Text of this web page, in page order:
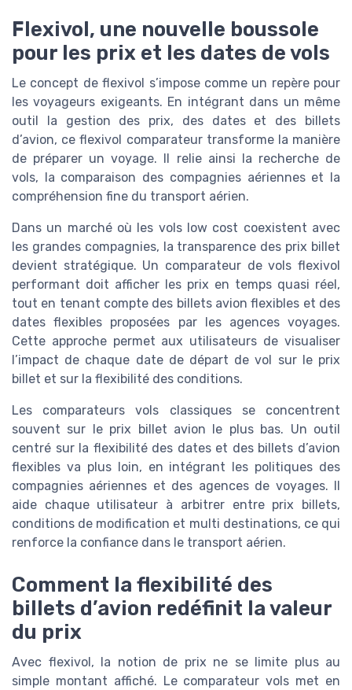
Flexivol, une nouvelle boussole
pour les prix et les dates de vols
Le concept de flexivol s’impose comme un repère pour
les voyageurs exigeants. En intégrant dans un même
outil la gestion des prix, des dates et des billets
d’avion, ce flexivol comparateur transforme la manière
de préparer un voyage. Il relie ainsi la recherche de
vols, la comparaison des compagnies aériennes et la
compréhension fine du transport aérien.
Dans un marché où les vols low cost coexistent avec
les grandes compagnies, la transparence des prix billet
devient stratégique. Un comparateur de vols flexivol
performant doit afficher les prix en temps quasi réel,
tout en tenant compte des billets avion flexibles et des
dates flexibles proposées par les agences voyages.
Cette approche permet aux utilisateurs de visualiser
l’impact de chaque date de départ de vol sur le prix
billet et sur la flexibilité des conditions.
Les comparateurs vols classiques se concentrent
souvent sur le prix billet avion le plus bas. Un outil
centré sur la flexibilité des dates et des billets d’avion
flexibles va plus loin, en intégrant les politiques des
compagnies aériennes et des agences de voyages. Il
aide chaque utilisateur à arbitrer entre prix billets,
conditions de modification et multi destinations, ce qui
renforce la confiance dans le transport aérien.
Comment la flexibilité des
billets d’avion redéfinit la valeur
du prix
Avec flexivol, la notion de prix ne se limite plus au
simple montant affiché. Le comparateur vols met en